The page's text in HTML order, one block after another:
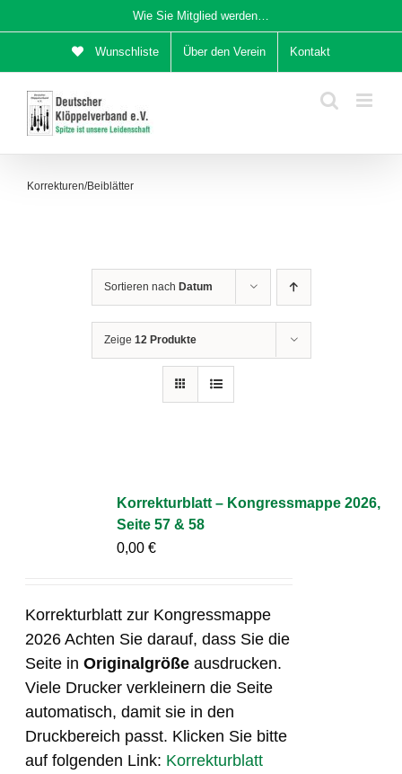
Inhalt
Wie Sie Mitglied werden…
Wunschliste Über den Verein Kontakt
Korrekturen/Beiblätter
Sortieren nach Datum
Zeige 12 Produkte
Korrekturblatt – Kongressmappe 2026,
Seite 57 & 58
0,00€
Korrekturblatt zur Kongressmappe
2026 Achten Sie darauf, dass Sie die
Seite inOriginalgröße ausdrucken.
Viele Drucker verkleinern die Seite
automatisch, damit sie in den
Druckbereich passt. Klicken Sie bitte
auf folgenden Link: Korrekturblatt